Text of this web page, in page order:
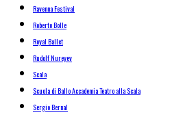
Ravenna Festival
Roberto Bolle
Royal Ballet
Rudolf Nureyev
Scala
Scuola di Ballo Accademia Teatro alla Scala
Sergio Bernal